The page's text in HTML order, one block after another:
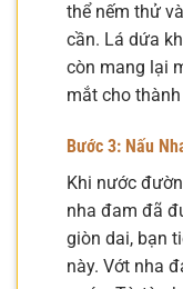
thể nếm thử
cần. Lá dứa
còn mang lại
mắt cho
Bước 3: Nấu
Khi nước
nha đam đã
giòn dai, bạn
này. Vớt nha